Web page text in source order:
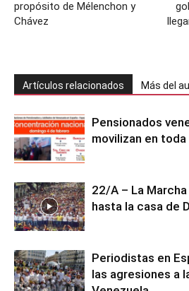
propósito de Mélenchon y
Chávez
Artículos relacionados Más del
Pensionados
movilizan en toda
22/A – La
hasta la casa de
Periodistas en
las agresiones a